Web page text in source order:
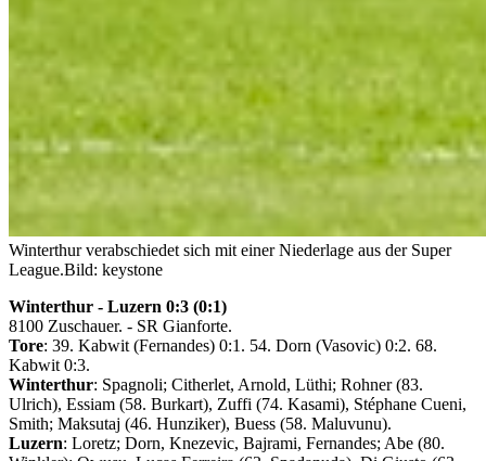
Winterthur verabschiedet sich mit einer Niederlage aus der Super
League.Bild: keystone
Winterthur - Luzern 0:3 (0:1)
8100 Zuschauer. - SR Gianforte.
Tore: 39. Kabwit (Fernandes) 0:1. 54. Dorn (Vasovic) 0:2. 68.
Kabwit 0:3.
Winterthur: Spagnoli; Citherlet, Arnold, Lüthi; Rohner (83.
Ulrich), Essiam (58. Burkart), Zuffi (74. Kasami), Stéphane Cueni,
Smith; Maksutaj (46. Hunziker), Buess (58. Maluvunu).
Luzern: Loretz; Dorn, Knezevic, Bajrami, Fernandes; Abe (80.